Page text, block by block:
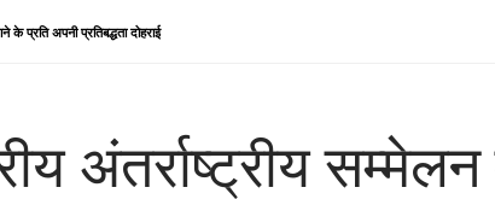
के प्रति अपनी प्रतिबद्धता दोहराई
अंतर्राष्ट्रीय